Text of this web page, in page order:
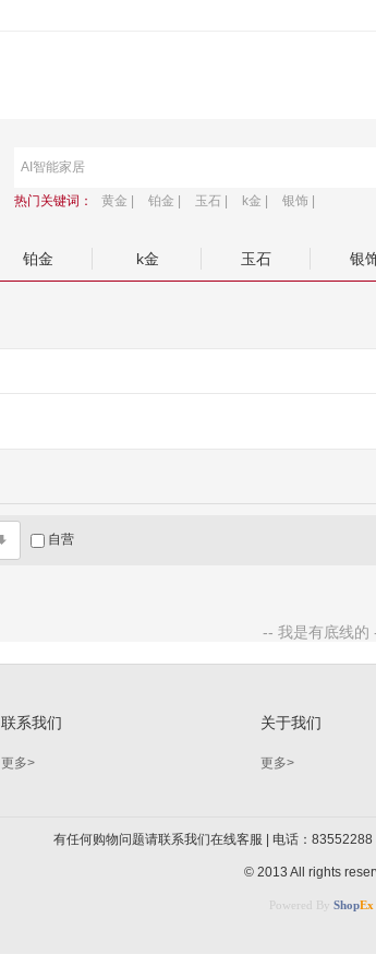
热门关键词： 黄金 | 铂金 | 玉石 | k金 | 银饰 |
铂金 k金 玉石 银
自营
联系我们
更多>
关于我们
更多>
有任何购物问题请联系我们在线客服 | 电话：
© 2013 All rights
Powered By ShopEx